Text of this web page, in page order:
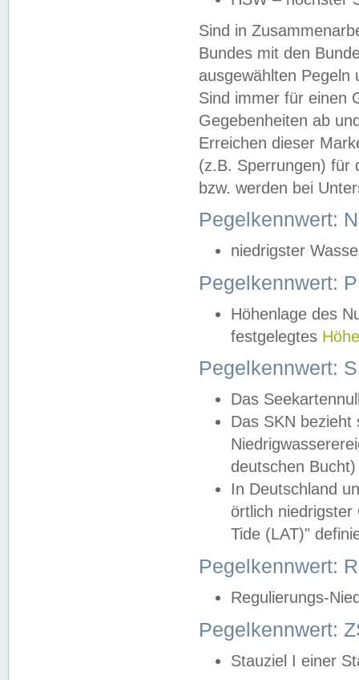
Sind in
Bundes mit den
ausgewählten
Sind immer für einen
Gegebenheiten ab
Erreichen dieser
(z.B. Sperrungen) für
bzw. werden bei
Pegelkennwert:
niedrigster
Pegelkennwert:
Höhenlage des
festgelegtes
Pegelkennwert:
Das
Das SKN
deutschen
In Deutschland
örtlich
Tide (LAT)"
Pegelkennwert:
Regulierungs-
Pegelkennwert:
Stauziel I einer